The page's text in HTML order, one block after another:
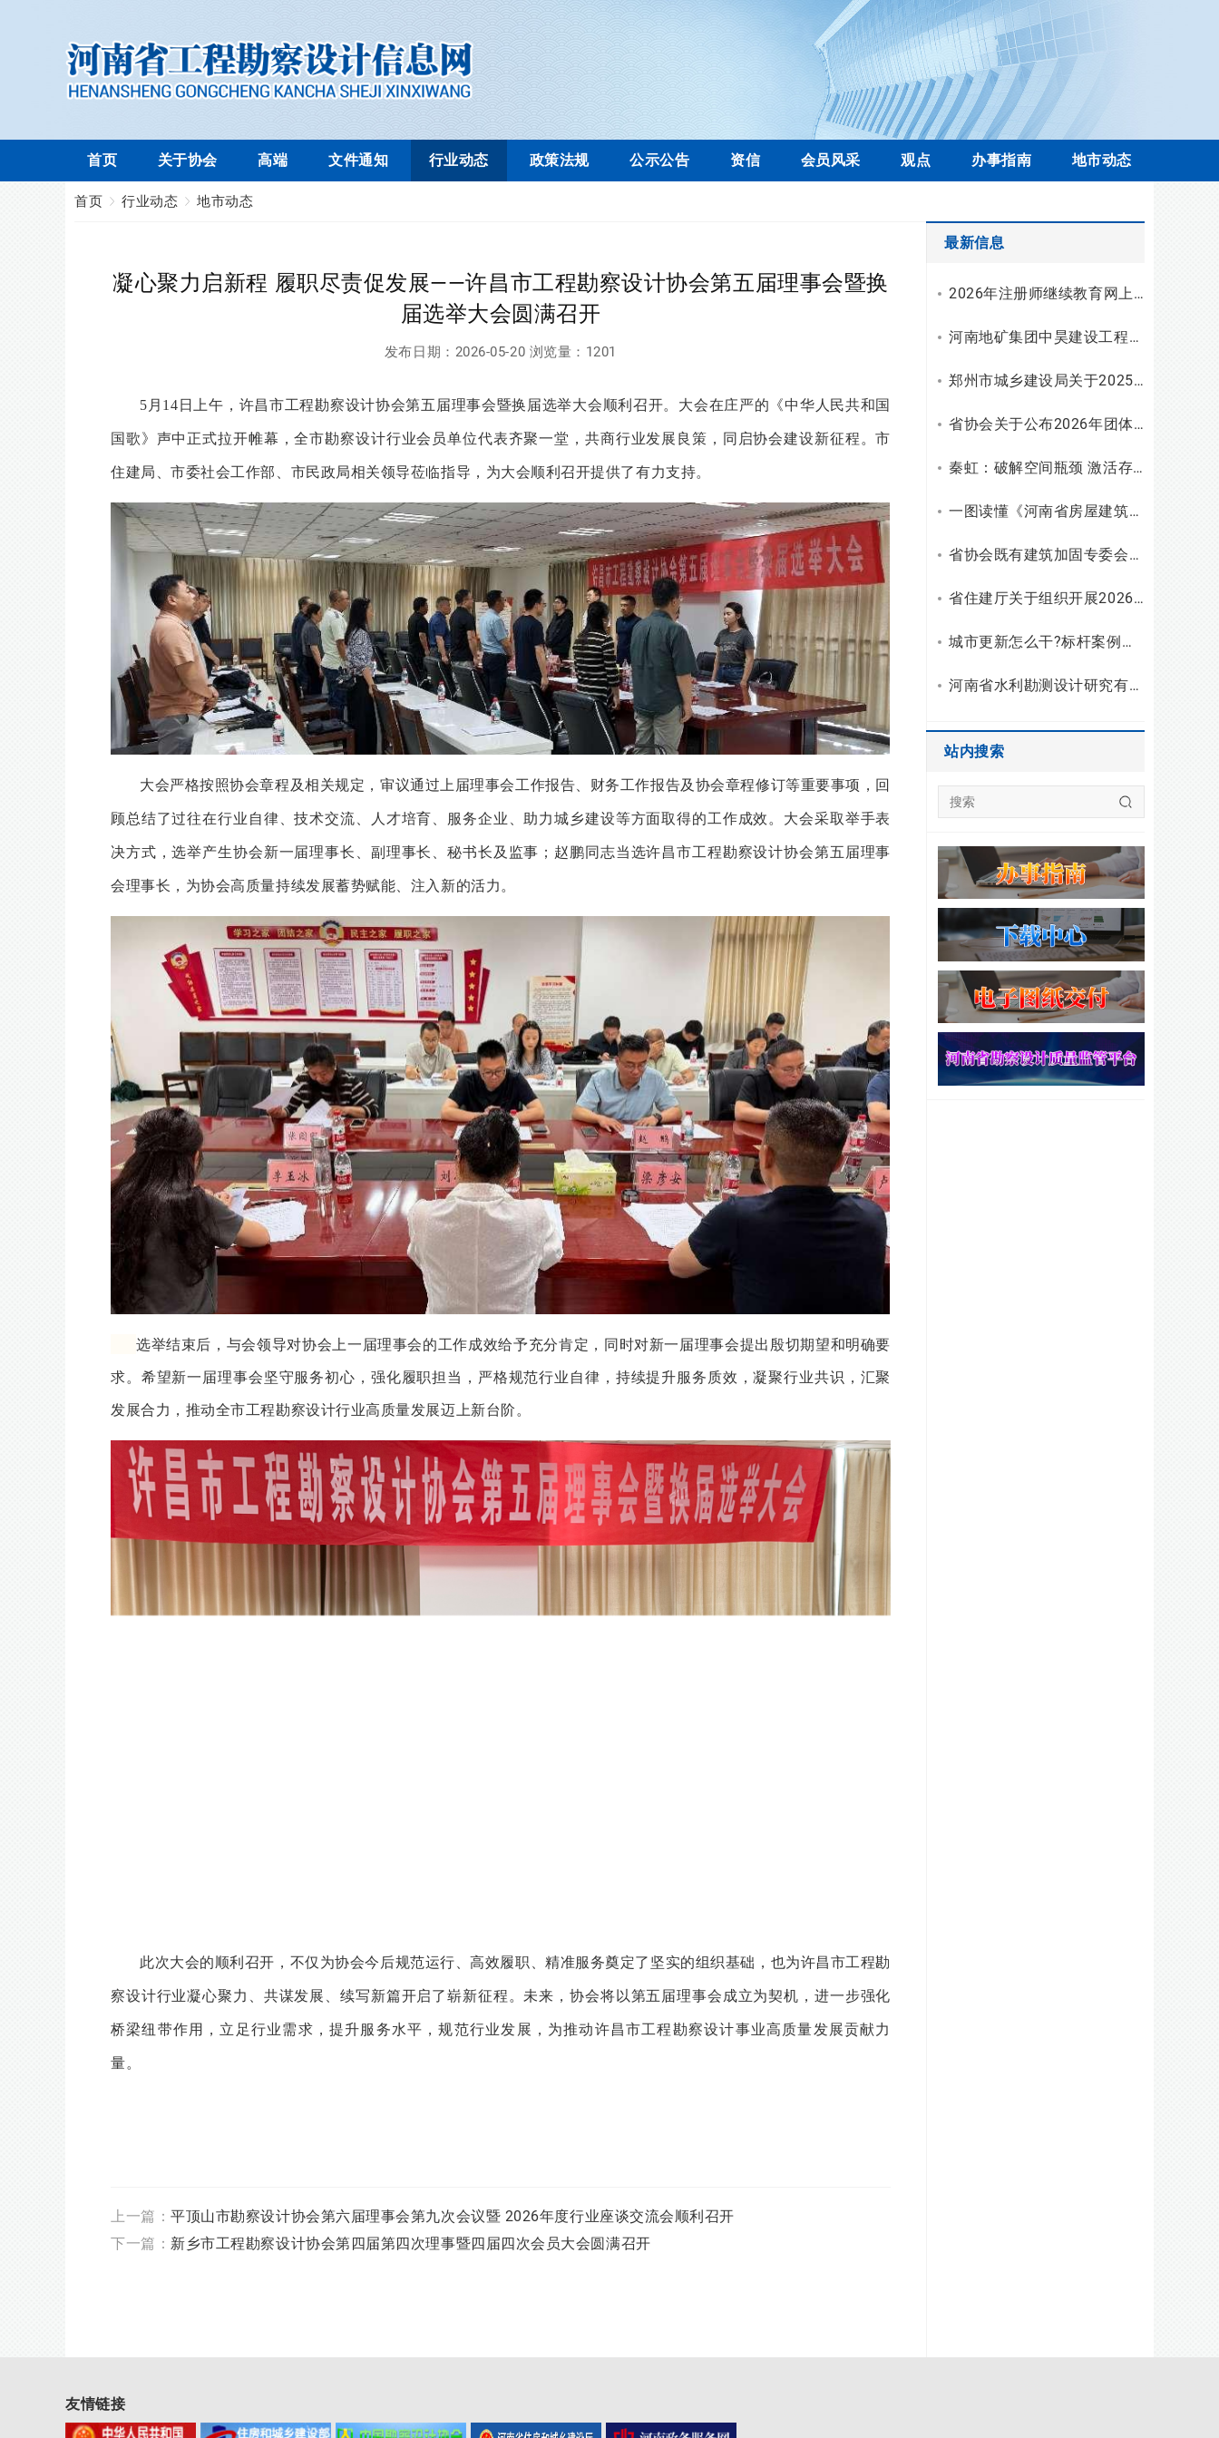
首页 关于协会 高端 文件通知 行业动态 政策法规 公示公告 资信 会员风采 观点 办事指南 地市动态
首页 行业动态 地市动态
凝心聚力启新程 履职尽责促发展——许昌市工程勘察设计协会第五届理事会暨换
届选举大会圆满召开
发布日期： 2026-05-20 浏览量： 1201
5月14日上午，许昌市工程勘察设计协会第五届理事会暨换届选举大会顺利召开。大会在庄严的《中华人民共和国
国歌》声中正式拉开帷幕，全市勘察设计行业会员单位代表齐聚一堂，共商行业发展良策，同启协会建设新征程。市
住建局、市委社会工作部、市民政局相关领导莅临指导，为大会顺利召开提供了有力支持。
大会严格按照协会章程及相关规定，审议通过上届理事会工作报告、财务工作报告及协会章程修订等重要事项，回
顾总结了过往在行业自律、技术交流、人才培育、服务企业、助力城乡建设等方面取得的工作成效。大会采取举手表
决方式，选举产生协会新一届理事长、副理事长、秘书长及监事；赵鹏同志当选许昌市工程勘察设计协会第五届理事
会理事长，为协会高质量持续发展蓄势赋能、注入新的活力。
选举结束后，与会领导对协会上一届理事会的工作成效给予充分肯定，同时对新一届理事会提出殷切期望和明确要
求。希望新一届理事会坚守服务初心，强化履职担当，严格规范行业自律，持续提升服务质效，凝聚行业共识，汇聚
发展合力，推动全市工程勘察设计行业高质量发展迈上新台阶。
此次大会的顺利召开，不仅为协会今后规范运行、高效履职、精准服务奠定了坚实的组织基础，也为许昌市工程勘
察设计行业凝心聚力、共谋发展、续写新篇开启了崭新征程。未来，协会将以第五届理事会成立为契机，进一步强化
桥梁纽带作用，立足行业需求，提升服务水平，规范行业发展，为推动许昌市工程勘察设计事业高质量发展贡献力
量。
上一篇：平顶山市勘察设计协会第六届理事会第九次会议暨 2026年度行业座谈交流会顺利召开
下一篇： 新乡市工程勘察设计协会第四届第四次理事暨四届四次会员大会圆满召开
最新信息
2026年注册师继续教育网上学习操作流程
河南地矿集团中昊建设工程有限公司资质升级，综合技术服务实力再上新台阶
郑州市城乡建设局关于2025年工程勘察设计统计调查有关情况的通报
省协会关于公布2026年团体标准（设计）立项和复审结果的通知
秦虹：破解空间瓶颈 激活存量潜能
一图读懂《河南省房屋建筑安全使用指南（试行）》
省协会既有建筑加固专委会召开2026年二季度主任会议
省住建厅关于组织开展2026年度勘察设计行业“双随机、一公开”检查的通知
城市更新怎么干?标杆案例拆解与建筑企业破局之路
河南省水利勘测设计研究有限公司开展2026年度“夏送清凉”慰问活动
站内搜索
友情链接